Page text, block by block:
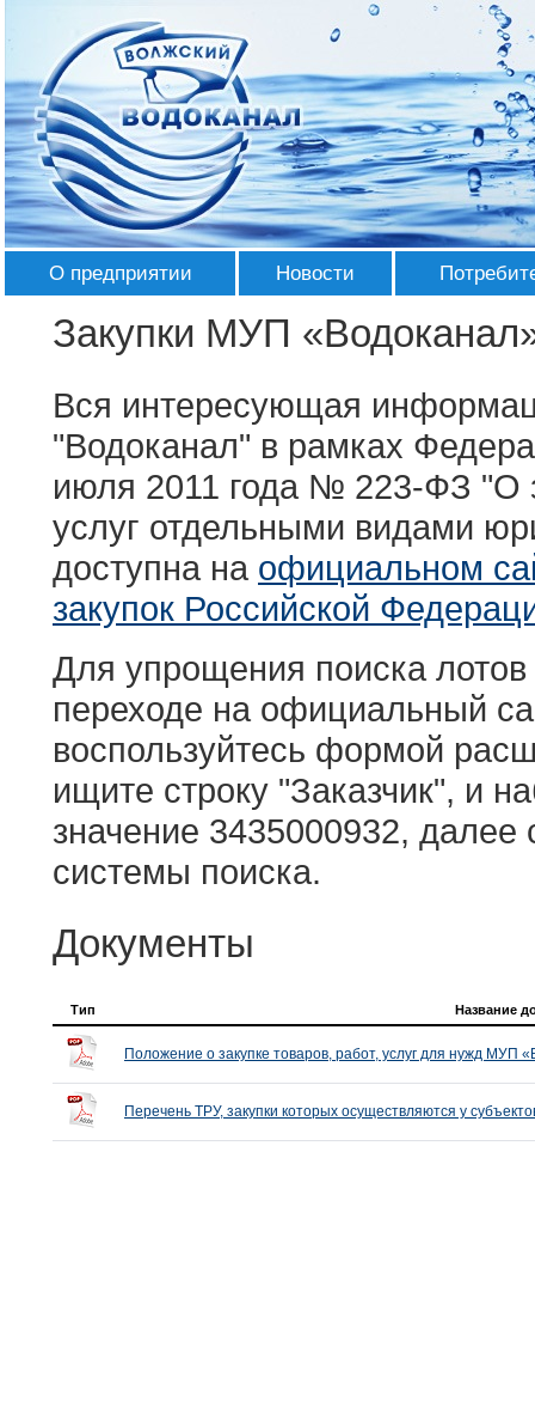
О предприятии
История
Структура
Аппарат
Основные
Используемые технологии
Контактная информация
Вакансии
Новости
Лента Новостей
Галерея
Награды
приборов
Правила
Тарифы и
Анализ
Качество
Подать
Закупки МУП
Вся интересующая
"Водоканал" в рамках
июля 2011 года № 223-ФЗ "О
услуг отдельными видами
доступна на официальном
закупок Российской
Для упрощения поиска
переходе на официальный
воспользуйтесь формой
ищите строку "Заказчик", и
значение 3435000932, далее
системы поиска.
Документы
Тип Название
Положение о закупке товаров, работ, услуг для нужд МУП
Перечень ТРУ, закупки которых осуществляются у